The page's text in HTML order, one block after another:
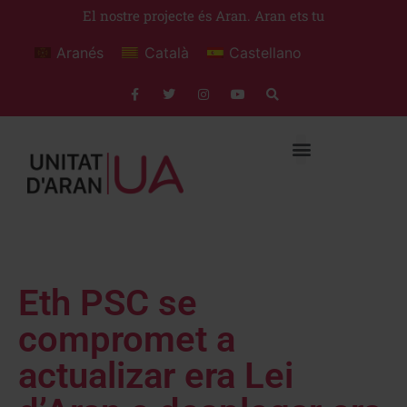
El nostre projecte és Aran. Aran ets tu
Aranés Català Castellano
Eth PSC se
compromet a
actualizar era Lei